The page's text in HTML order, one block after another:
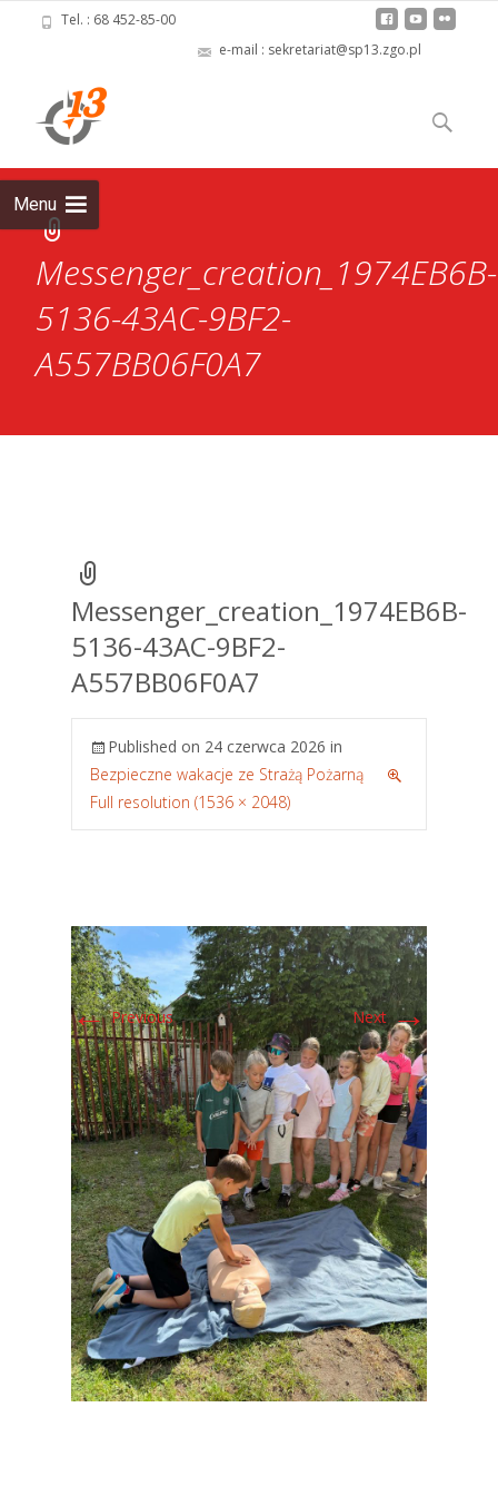
Tel. : 68 452-85-00
e-mail : sekretariat@sp13.zgo.pl
Menu
to
content
Szukaj:
Messenger_creation_1974EB6B-
5136-43AC-9BF2-
A557BB06F0A7
Messenger_creation_1974EB6B-
5136-43AC-9BF2-
A557BB06F0A7
Published on 24 czerwca 2026 in
Bezpieczne wakacje ze Strażą Pożarną
Full resolution (1536 × 2048)
←Previous Next→